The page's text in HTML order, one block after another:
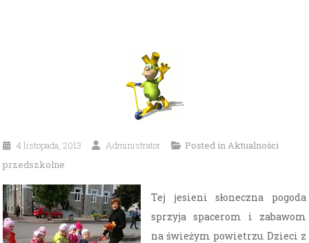
4 listopada, 2013 Administrator Posted inAktualności
przedszkolne
Tej jesieni słoneczna pogoda
sprzyja spacerom i zabawom
na świeżym powietrzu. Dzieci z